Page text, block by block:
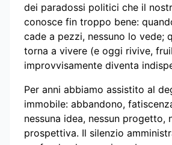
dei paradossi politici che il
conosce fin troppo bene:
cade a pezzi, nessuno lo vede;
torna a vivere (e oggi rivive,
improvvisamente diventa
Per anni abbiamo assistito al
immobile: abbandono,
nessuna idea, nessun progetto,
prospettiva. Il silenzio